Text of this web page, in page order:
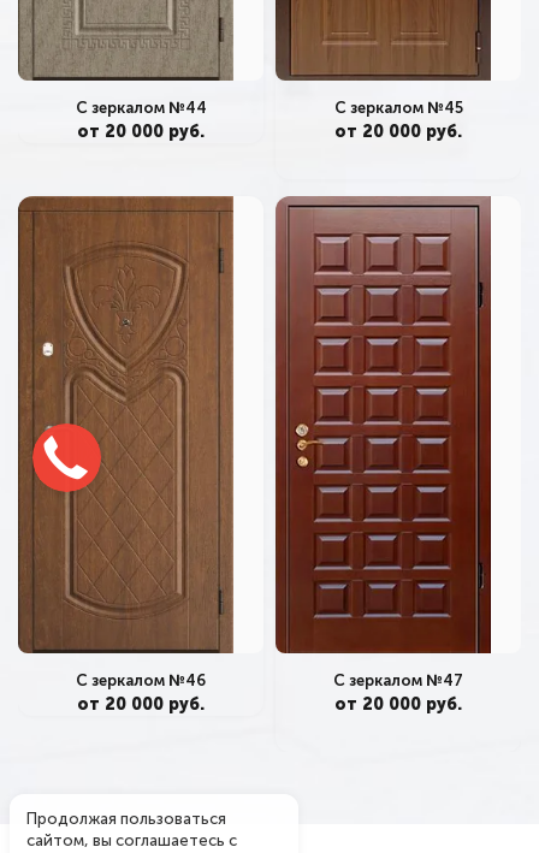
С зеркалом №44
от 20 000 руб.
С зеркалом №45
от 20 000 руб.
С зеркалом №46
от 20 000 руб.
С зеркалом №47
от 20 000 руб.
Продолжая пользоваться
сайтом, вы соглашаетесь с